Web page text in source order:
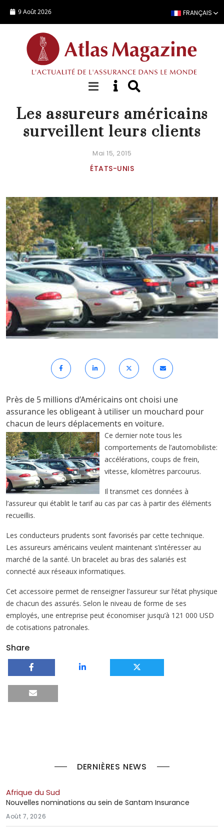
9 Août 2026 FRANÇAIS
ACTUALITÉ
Les assureurs américains
surveillent leurs clients
Mai 15, 2015
ÉTATS-UNIS
Près de 5 millions d’Américains ont choisi une
assurance les obligeant à utiliser un mouchard pour
chacun de leurs déplacements en voiture.
Ce dernier note tous les
comportements de l’automobiliste:
accélérations, coups de frein,
vitesse, kilomètres parcourus.
Il transmet ces données à
l’assureur qui établit le tarif au cas par cas à partir des éléments
recueillis.
Les conducteurs prudents sont favorisés par cette technique.
Les assureurs américains veulent maintenant s’intéresser au
marché de la santé. Un bracelet au bras des salariés est
connecté aux réseaux informatiques.
Cet accessoire permet de renseigner l’assureur sur l’état physique
de chacun des assurés. Selon le niveau de forme de ses
employés, une entreprise peut économiser jusqu’à 121 000 USD
de cotisations patronales.
Share
DERNIÈRES NEWS
Afrique du Sud
Nouvelles nominations au sein de Santam Insurance
Août 7, 2026